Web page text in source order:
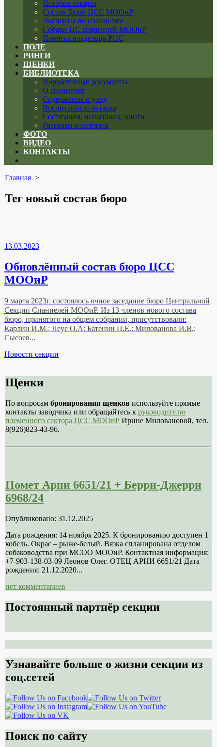
История секции
Состав Бюро ЦСС МООиР
Эксперты по спаниелям
Собаки ЦС спаниелей МООиР
Памятка владельца РОС
ПОЛЕ
РИНГИ
ЩЕНКИ
БИБЛИОТЕКА
Нормативные документы
О спаниелях
Содержание и уход
Воспитание и натаска
Состязания, испытания, ринги
Рассказы и истории
ФОТО
ВИДЕО
КОНТАКТЫ
menu
Главная>
Тег новый состав бюро
13.03.2023
Обновлённый состав бюро ЦСС
МООиР
9 марта 2023г. состоялось очное заседание бюро Центральной
Секции Спаниелей МООиР. Из 13 членов нового состава
бюро, принятого на общем собрании, присутствовали:
Карлин И.М.; Леус О.А; Батенин П.Е.; Милованова И.В.;
Сысоев...
Рубрики
Новости секции
Щенки
По вопросам бронирования щенков используйте прямые
контакты заводчика или обращайтесь к руководителю
племенного сектора ЦСС МООиР Ирине Миловановой, тел.
8(926)823-43-96.
Помет Арни 6651/21 + Берри-Джерри
6968/24
Опубликовано: 31.12.2025
Дата рождения: 14 ноября 2025. К бронированию доступен 1
кобель. Окрас – рыже-белый. Вязка спланирована отделом
собаководства при МСОО МООиР. Контактная информация:
+7-903-138-03-09 Леонов Олег. ОТЕЦ АРНИ 6651/21 Дата
рождения: 21.12.2020...
нет комментариев
Постоянный партнёр секции
Узнавайте больше о жизни секции из
соц.сетей
Поиск по сайту